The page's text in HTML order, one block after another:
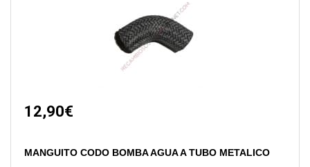
12,90€
MANGUITO CODO BOMBA AGUA A TUBO METALICO